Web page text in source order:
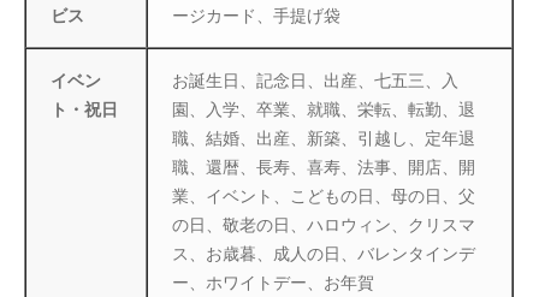
ビス
ージカード、手提げ袋
イベン
ト・祝日
お誕生日、記念日、出産、七五三、入
園、入学、卒業、就職、栄転、転勤、退
職、結婚、出産、新築、引越し、定年退
職、還暦、長寿、喜寿、法事、開店、開
業、イベント、こどもの日、母の日、父
の日、敬老の日、ハロウィン、クリスマ
ス、お歳暮、成人の日、バレンタインデ
ー、ホワイトデー、お年賀